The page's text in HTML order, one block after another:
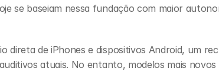
se baseiam nessa fundação com maior
direta de iPhones e dispositivos Android, um
atuais. No entanto, modelos mais novos